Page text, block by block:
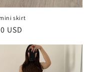
skirt
USD